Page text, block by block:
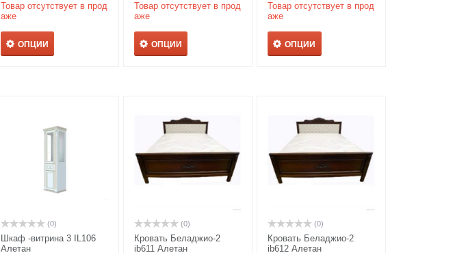
Товар отсутствует в прод
аже
ОПЦИИ
Товар отсутствует в прод
аже
ОПЦИИ
Товар отсутствует в прод
аже
ОПЦИИ
(0)
Шкаф -витрина 3 IL106
Алетан
(0)
Кровать Беладжио-2
ib611 Алетан
(0)
Кровать Беладжио-2
ib612 Алетан